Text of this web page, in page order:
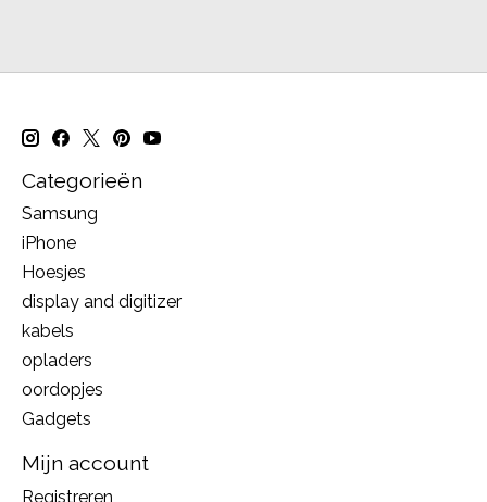
Categorieën
Samsung
iPhone
Hoesjes
display and digitizer
kabels
opladers
oordopjes
Gadgets
Mijn account
Registreren